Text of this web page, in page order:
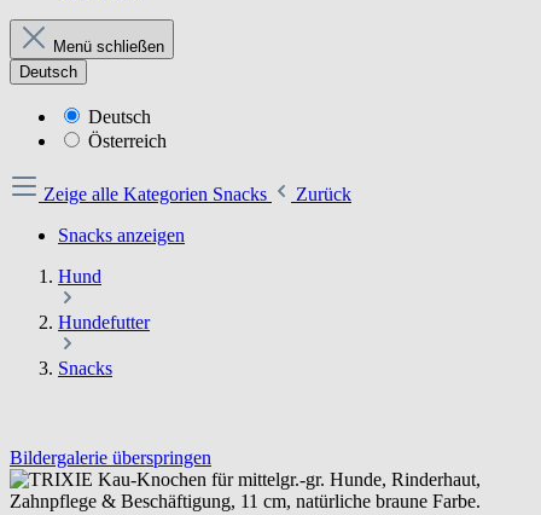
Menü schließen
Deutsch
Deutsch
Österreich
Zeige alle Kategorien Snacks
Zurück
Snacks anzeigen
Hund
Hundefutter
Snacks
Bildergalerie überspringen